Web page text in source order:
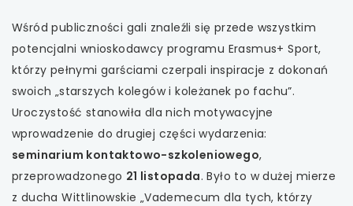
Wśród publiczności gali znaleźli się przede wszystkim
potencjalni wnioskodawcy programu Erasmus+ Sport,
którzy pełnymi garściami czerpali inspiracje z dokonań
swoich „starszych kolegów i koleżanek po fachu”.
Uroczystość stanowiła dla nich motywacyjne
wprowadzenie do drugiej części wydarzenia:
seminarium kontaktowo-szkoleniowego,
przeprowadzonego 21 listopada. Było to w dużej mierze
z ducha Wittlinowskie „Vademecum dla tych, którzy